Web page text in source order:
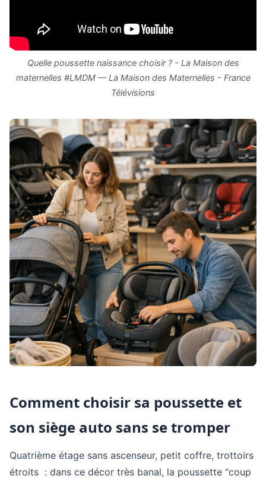
Quelle poussette naissance choisir ? - La Maison des
maternelles #LMDM — La Maison des Maternelles - France
Télévisions
Comment choisir sa poussette et
son siège auto sans se tromper
Quatrième étage sans ascenseur, petit coffre, trottoirs
étroits : dans ce décor très banal, la poussette “coup